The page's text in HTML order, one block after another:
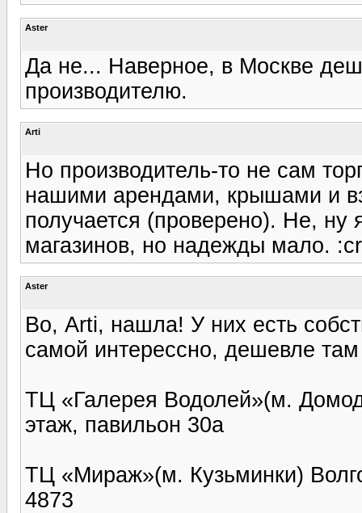
Aster
Да не... Наверное, в Москве
производителю.
Arti
Но производитель-то не сам
нашими арендами, крышами и
получается (проверено). Не, ну
магазинов, но надежды мало.
Aster
Во, Arti, нашла! У них есть
самой интерессно, дешевле
ТЦ «Галерея Водолей»(м.
этаж, павильон 30а
ТЦ «Мираж»(м. Кузьминки)
4873